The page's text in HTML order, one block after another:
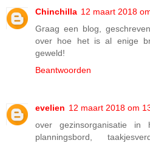
Chinchilla 12 maart 2018
Graag een blog,
over hoe het is al enige
geweld!
Beantwoorden
evelien 12 maart 2018 om
over gezinsorganisatie in
planningsbord,